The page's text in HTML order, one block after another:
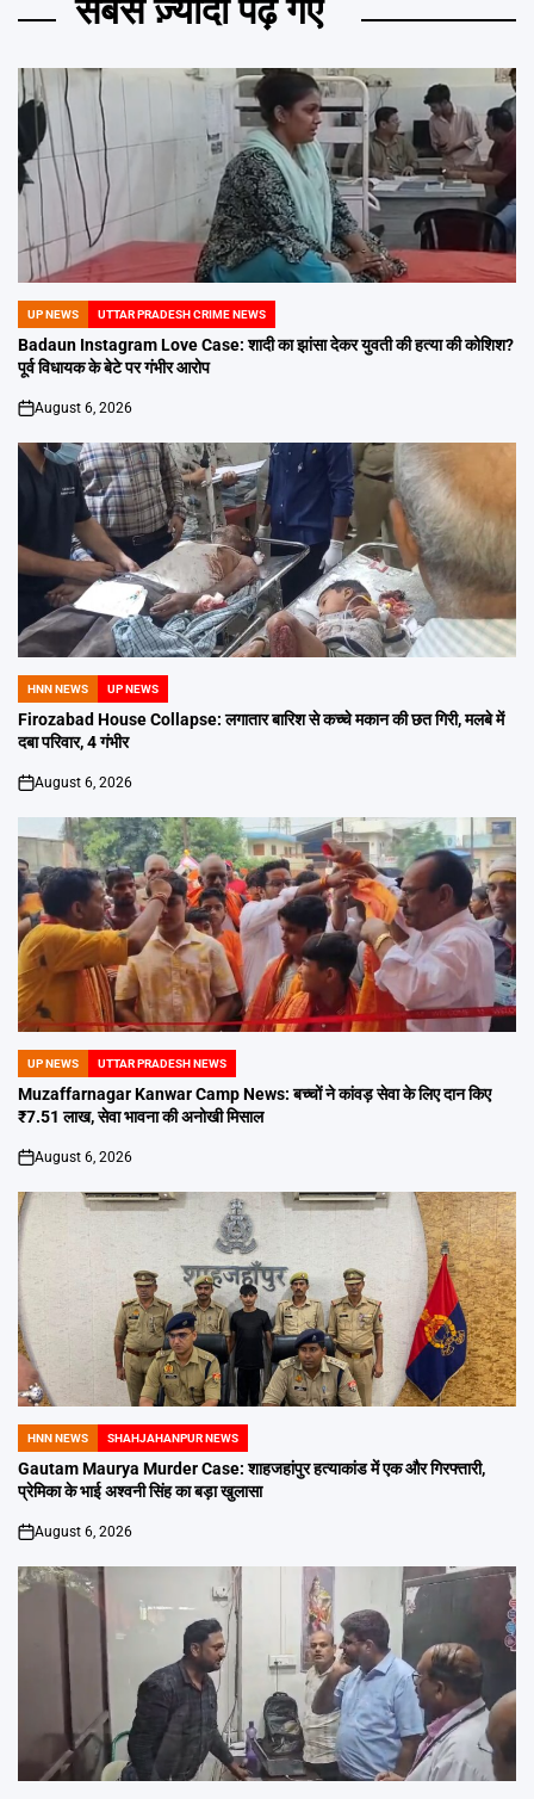
सबसे ज़्यादा पढ़े गए
POSTED
IN
UP NEWS UTTAR PRADESH CRIME NEWS
Badaun Instagram Love Case: शादी का झांसा देकर युवती की हत्या की कोशिश?
पूर्व विधायक के बेटे पर गंभीर आरोप
on
August 6, 2026
POSTED
IN
HNN NEWS UP NEWS
Firozabad House Collapse: लगातार बारिश से कच्चे मकान की छत गिरी, मलबे में
दबा परिवार, 4 गंभीर
on
August 6, 2026
POSTED
IN
UP NEWS UTTAR PRADESH NEWS
Muzaffarnagar Kanwar Camp News: बच्चों ने कांवड़ सेवा के लिए दान किए
₹7.51 लाख, सेवा भावना की अनोखी मिसाल
on
August 6, 2026
POSTED
IN
HNN NEWS SHAHJAHANPUR NEWS
Gautam Maurya Murder Case: शाहजहांपुर हत्याकांड में एक और गिरफ्तारी,
प्रेमिका के भाई अश्वनी सिंह का बड़ा खुलासा
on
August 6, 2026